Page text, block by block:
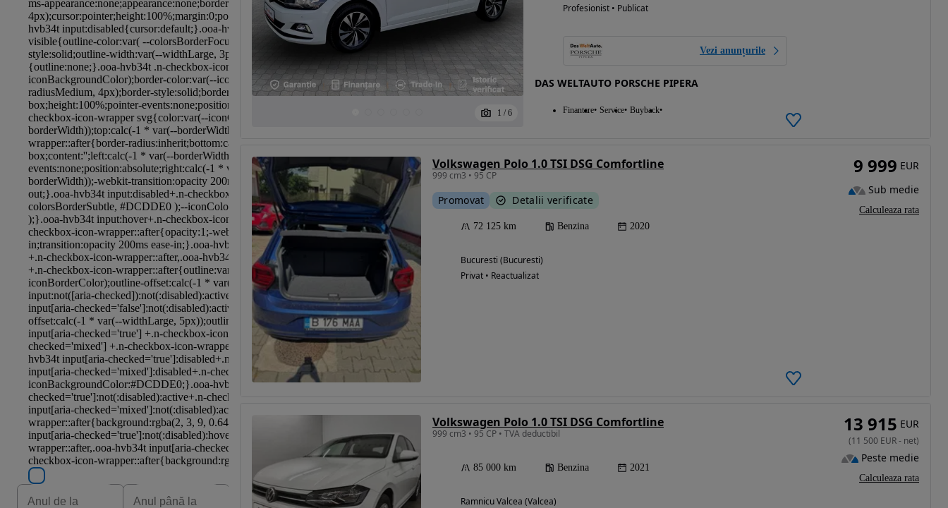
1 / 6
Profesionist • Publicat
Vezi anunțurile
DAS WELTAUTO PORSCHE PIPERA
Finantare Service Buyback
Volkswagen Polo 1.0 TSI DSG Comfortline
999 cm3 • 95 CP
Promovat Detalii verificate
72 125 km Benzina 2020
Bucuresti (Bucuresti)
Privat • Reactualizat
9 999 EUR
Sub medie
Calculeaza rata
Volkswagen Polo 1.0 TSI DSG Comfortline
999 cm3 • 95 CP • TVA deductibil
85 000 km Benzina 2021
Ramnicu Valcea (Valcea)
13 915 EUR
(11 500 EUR- net)
Peste medie
Calculeaza rata